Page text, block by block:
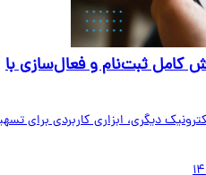
ثبت‌نام و فعال‌سازی با
دیگری، ابزاری کاربردی برای تسهیل